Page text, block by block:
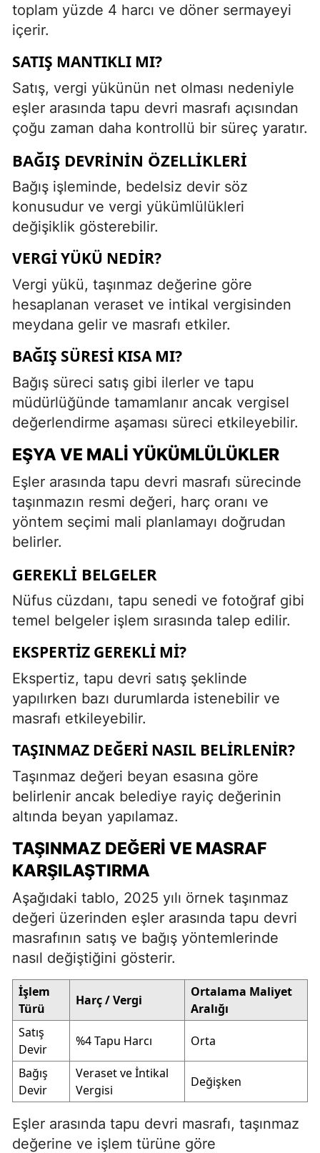
toplam yüzde 4 harcı ve döner sermayeyi
içerir.
SATIŞ MANTIKLI MI?
Satış, vergi yükünün net olması nedeniyle
eşler arasında tapu devri masrafı açısından
çoğu zaman daha kontrollü bir süreç yaratır.
BAĞIŞ DEVRININ ÖZELLIKLERI
Bağış işleminde, bedelsiz devir söz
konusudur ve vergi yükümlülükleri
değişiklik gösterebilir.
VERGI YÜKÜ NEDIR?
Vergi yükü, taşınmaz değerine göre
hesaplanan veraset ve intikal vergisinden
meydana gelir ve masrafı etkiler.
BAĞIŞ SÜRESI KISA MI?
Bağış süreci satış gibi ilerler ve tapu
müdürlüğünde tamamlanır ancak vergisel
değerlendirme aşaması süreci etkileyebilir.
EŞYA VE MALI YÜKÜMLÜLÜKLER
Eşler arasında tapu devri masrafı sürecinde
taşınmazın resmi değeri, harç oranı ve
yöntem seçimi mali planlamayı doğrudan
belirler.
GEREKLI BELGELER
Nüfus cüzdanı, tapu senedi ve fotoğraf gibi
temel belgeler işlem sırasında talep edilir.
EKSPERTIZ GEREKLI MI?
Ekspertiz, tapu devri satış şeklinde
yapılırken bazı durumlarda istenebilir ve
masrafı etkileyebilir.
TAŞINMAZ DEĞERI NASIL BELIRLENIR?
Taşınmaz değeri beyan esasına göre
belirlenir ancak belediye rayiç değerinin
altında beyan yapılamaz.
TAŞINMAZ DEĞERI VE MASRAF
KARŞILAŞTIRMA
Aşağıdaki tablo, 2025 yılı örnek taşınmaz
değeri üzerinden eşler arasında tapu devri
masrafının satış ve bağış yöntemlerinde
nasıl değiştiğini gösterir.
İşlem
Türü
Harç / Vergi
Ortalama Maliyet
Aralığı
Satış
Devir
%4 Tapu Harcı Orta
Bağış
Devir
Veraset ve İntikal
Vergisi
Değişken
Eşler arasında tapu devri masrafı, taşınmaz
değerine ve işlem türüne göre